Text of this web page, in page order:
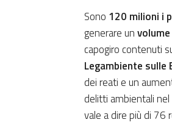
Sono 120 milioni i
generare un
capogiro contenuti
Legambiente sulle
dei reati e un
delitti ambientali
vale a dire più di 76